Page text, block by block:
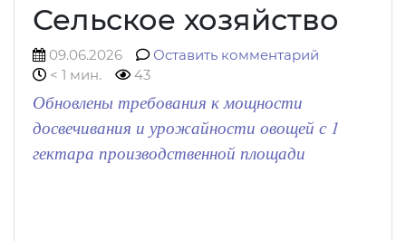
Сельское хозяйство
09.06.2026
Оставить комментарий
< 1 мин.
43
Обновлены требования к мощности
досвечивания и урожайности овощей с 1
гектара производственной площади